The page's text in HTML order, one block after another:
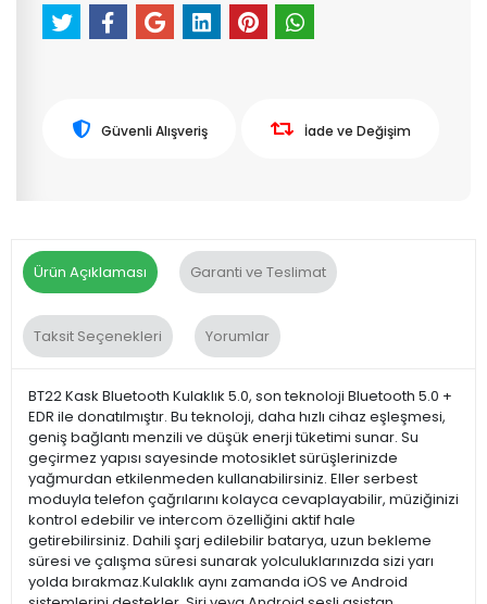
Güvenli Alışveriş İade ve Değişim
Ürün Açıklaması Garanti ve Teslimat
Taksit Seçenekleri Yorumlar
BT22 Kask Bluetooth Kulaklık 5.0, son teknoloji Bluetooth 5.0 +
EDR ile donatılmıştır. Bu teknoloji, daha hızlı cihaz eşleşmesi,
geniş bağlantı menzili ve düşük enerji tüketimi sunar. Su
geçirmez yapısı sayesinde motosiklet sürüşlerinizde
yağmurdan etkilenmeden kullanabilirsiniz. Eller serbest
moduyla telefon çağrılarını kolayca cevaplayabilir, müziğinizi
kontrol edebilir ve intercom özelliğini aktif hale
getirebilirsiniz. Dahili şarj edilebilir batarya, uzun bekleme
süresi ve çalışma süresi sunarak yolculuklarınızda sizi yarı
yolda bırakmaz.Kulaklık aynı zamanda iOS ve Android